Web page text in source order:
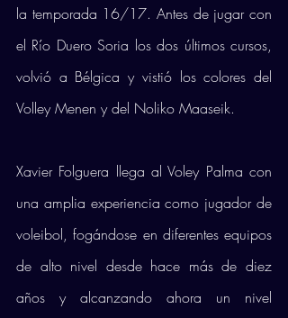
la temporada 16/17. Antes de jugar con
el Río Duero Soria los dos últimos cursos,
volvió a Bélgica y vistió los colores del
Volley Menen y del Noliko Maaseik.
Xavier Folguera llega al Voley Palma con
una amplia experiencia como jugador de
voleibol, fogándose en diferentes equipos
de alto nivel desde hace más de diez
años y alcanzando ahora un nivel